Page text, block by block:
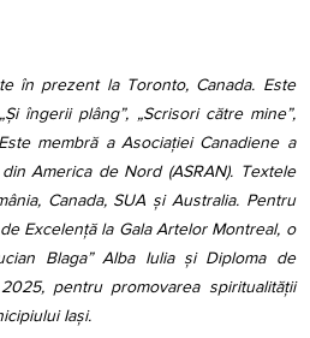
în prezent la Toronto, Canada. Este
îngerii plâng”, „Scrisori către mine”,
membră a Asociației Canadiene a
America de Nord (ASRAN). Textele
Canada, SUA și Australia. Pentru
Excelență la Gala Artelor Montreal, o
Blaga” Alba Iulia și Diploma de
pentru promovarea spiritualității
Iași.